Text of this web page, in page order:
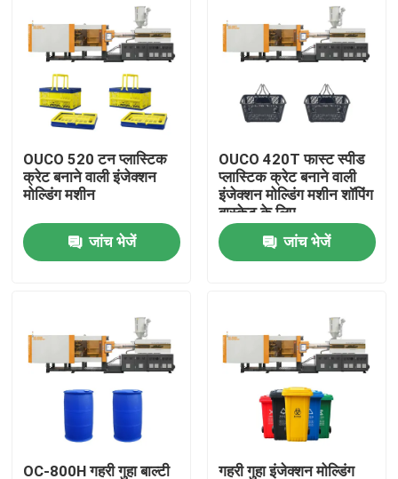
उत्पादों
हमारे बारे में
कारखाना भ्रमण
गुणवत्ता नियंत्रण
संपर्क करें
बाल्टी इंजेक्शन मोल्डिंग मशीन
प्लास्टिक इंजेक्शन मोल्डिंग मशीनें
स्वचालित इंजेक्शन मोल्डिंग मशीन
OUCO 520 टन प्लास्टिक
क्रेट बनाने वाली इंजेक्शन
मोल्डिंग मशीन
जांच भेजें
OUCO 420T फास्ट स्पीड
प्लास्टिक क्रेट बनाने वाली
इंजेक्शन मोल्डिंग मशीन शॉपिंग
बास्केट के लिए
जांच भेजें
OC-800H गहरी गुहा बाल्टी गहरी गुहा इंजेक्शन मोल्डिंग